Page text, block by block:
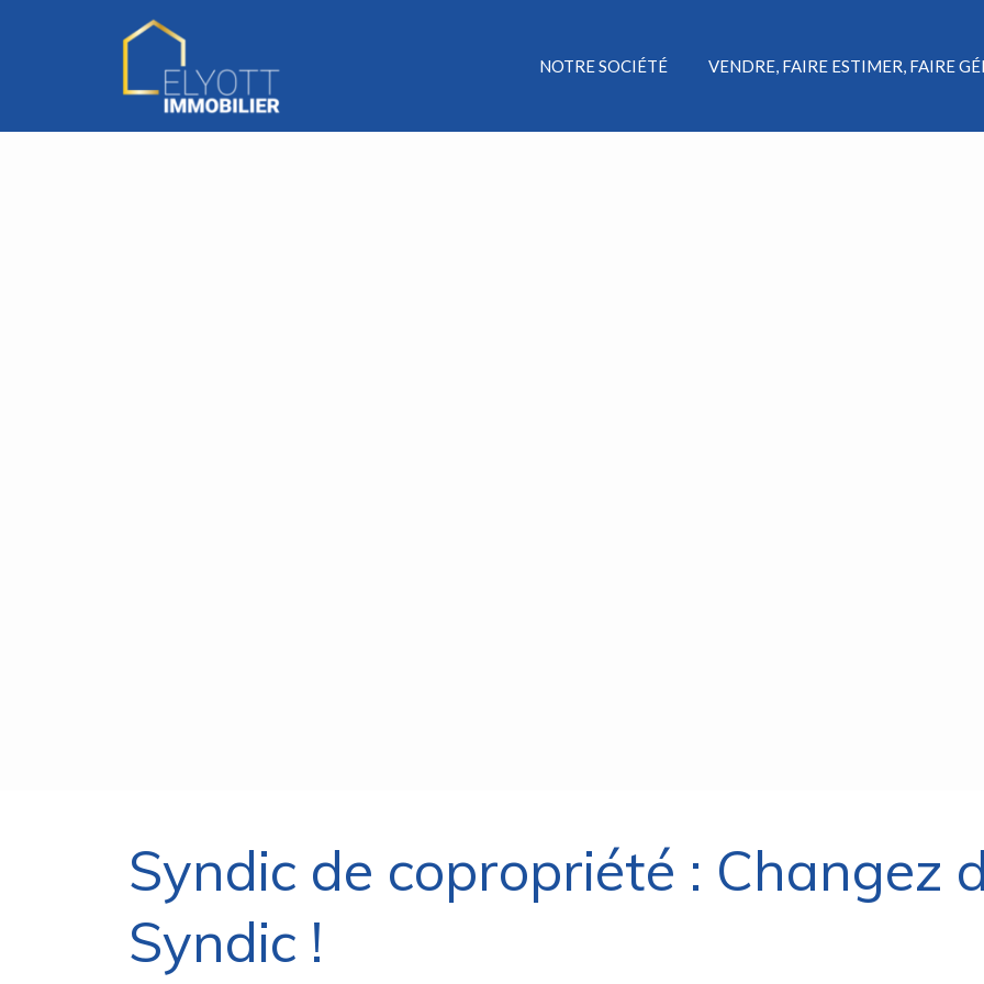
NOTRE SOCIÉTÉ VENDRE, FAIRE ESTIMER, FAIRE
Syndic de copropriété : Changez
Syndic !